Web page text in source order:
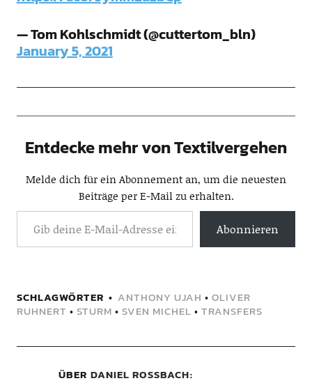
— Tom Kohlschmidt (@cuttertom_bln)
January 5, 2021
Entdecke mehr von Textilvergehen
Melde dich für ein Abonnement an, um die neuesten
Beiträge per E-Mail zu erhalten.
Abonnieren
SCHLAGWÖRTER ANTHONY UJAH • OLIVER
RUHNERT • STURM • SVEN MICHEL • TRANSFERS
ÜBER DANIEL ROSSBACH